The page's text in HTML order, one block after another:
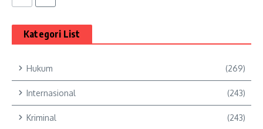
Kategori List
Hukum (269)
Internasional (243)
Kriminal (243)